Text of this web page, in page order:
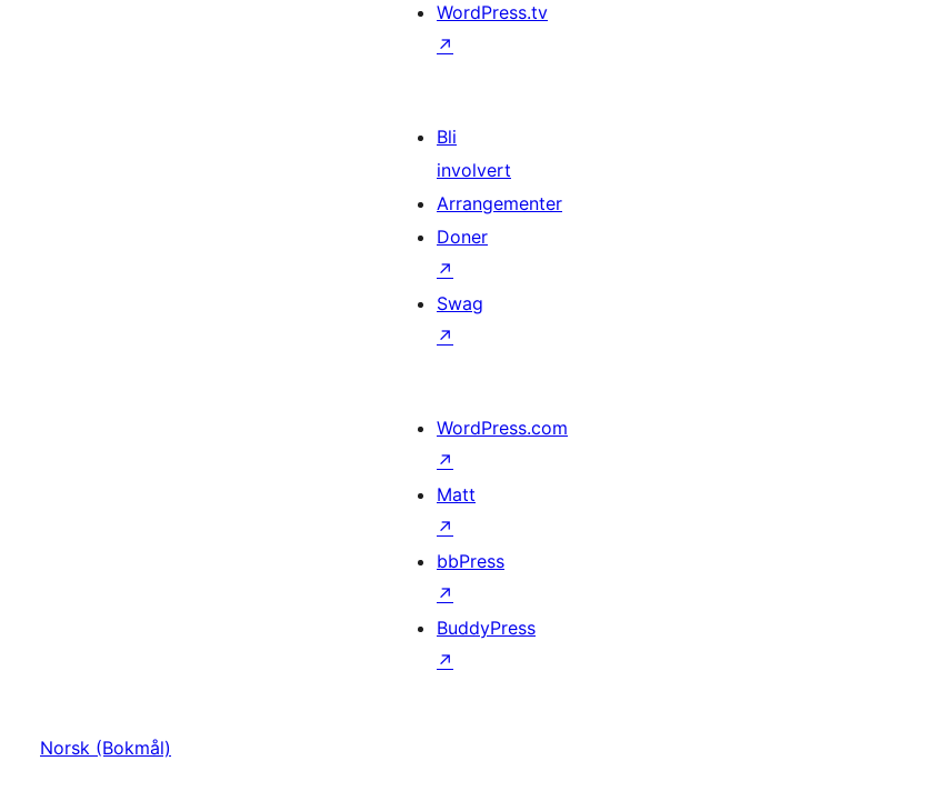
WordPress.tv
↗
Bli
involvert
Arrangementer
Doner
↗
Swag
↗
WordPress.com
↗
Matt
↗
bbPress
↗
BuddyPress
↗
Norsk (Bokmål)